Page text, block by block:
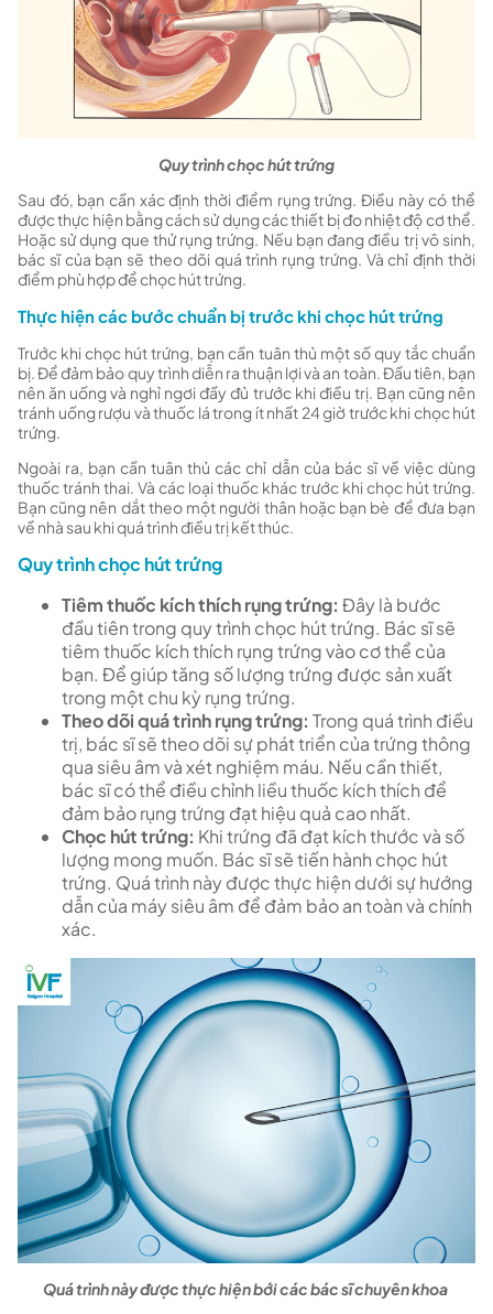
Quy trình chọc hút trứng
Sau đó, bạn cần xác định thời điểm rụng trứng. Điều này có thể
được thực hiện bằng cách sử dụng các thiết bị đo nhiệt độ cơ thể.
Hoặc sử dụng que thử rụng trứng. Nếu bạn đang điều trị vô sinh,
bác sĩ của bạn sẽ theo dõi quá trình rụng trứng. Và chỉ định thời
điểm phù hợp để chọc hút trứng.
Thực hiện các bước chuẩn bị trước khi chọc hút trứng
Trước khi chọc hút trứng, bạn cần tuân thủ một số quy tắc chuẩn
bị. Để đảm bảo quy trình diễn ra thuận lợi và an toàn. Đầu tiên, bạn
nên ăn uống và nghỉ ngơi đầy đủ trước khi điều trị. Bạn cũng nên
tránh uống rượu và thuốc lá trong ít nhất 24 giờ trước khi chọc hút
trứng.
Ngoài ra, bạn cần tuân thủ các chỉ dẫn của bác sĩ về việc dùng
thuốc tránh thai. Và các loại thuốc khác trước khi chọc hút trứng.
Bạn cũng nên dắt theo một người thân hoặc bạn bè để đưa bạn
về nhà sau khi quá trình điều trị kết thúc.
Quy trình chọc hút trứng
Tiêm thuốc kích thích rụng trứng: Đây là bước
đầu tiên trong quy trình chọc hút trứng. Bác sĩ sẽ
tiêm thuốc kích thích rụng trứng vào cơ thể của
bạn. Để giúp tăng số lượng trứng được sản xuất
trong một chu kỳ rụng trứng.
Theo dõi quá trình rụng trứng: Trong quá trình điều
trị, bác sĩ sẽ theo dõi sự phát triển của trứng thông
qua siêu âm và xét nghiệm máu. Nếu cần thiết,
bác sĩ có thể điều chỉnh liều thuốc kích thích để
đảm bảo rụng trứng đạt hiệu quả cao nhất.
Chọc hút trứng: Khi trứng đã đạt kích thước và số
lượng mong muốn. Bác sĩ sẽ tiến hành chọc hút
trứng. Quá trình này được thực hiện dưới sự hướng
dẫn của máy siêu âm để đảm bảo an toàn và chính
xác.
Quá trình này được thực hiện bới các bác sĩ chuyên khoa